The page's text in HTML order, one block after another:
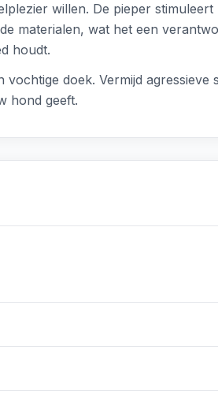
willen. De pieper
materialen, wat het een
houdt.
doek. Vermijd agressieve
hond geeft.